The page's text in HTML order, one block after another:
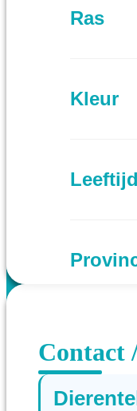
Ras
Kleur
Leeftijd
Contact